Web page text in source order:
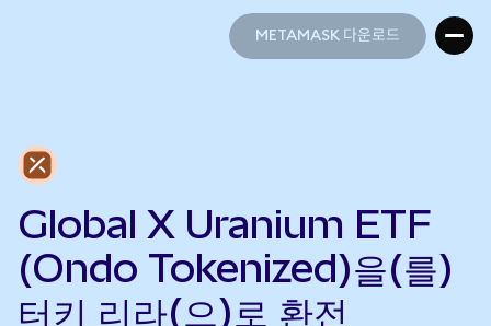
METAMASK 다운로드
Global X Uranium ETF
(Ondo Tokenized)을(를)
터키 리라(으)로 환전